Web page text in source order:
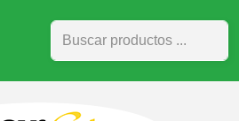
Buscar